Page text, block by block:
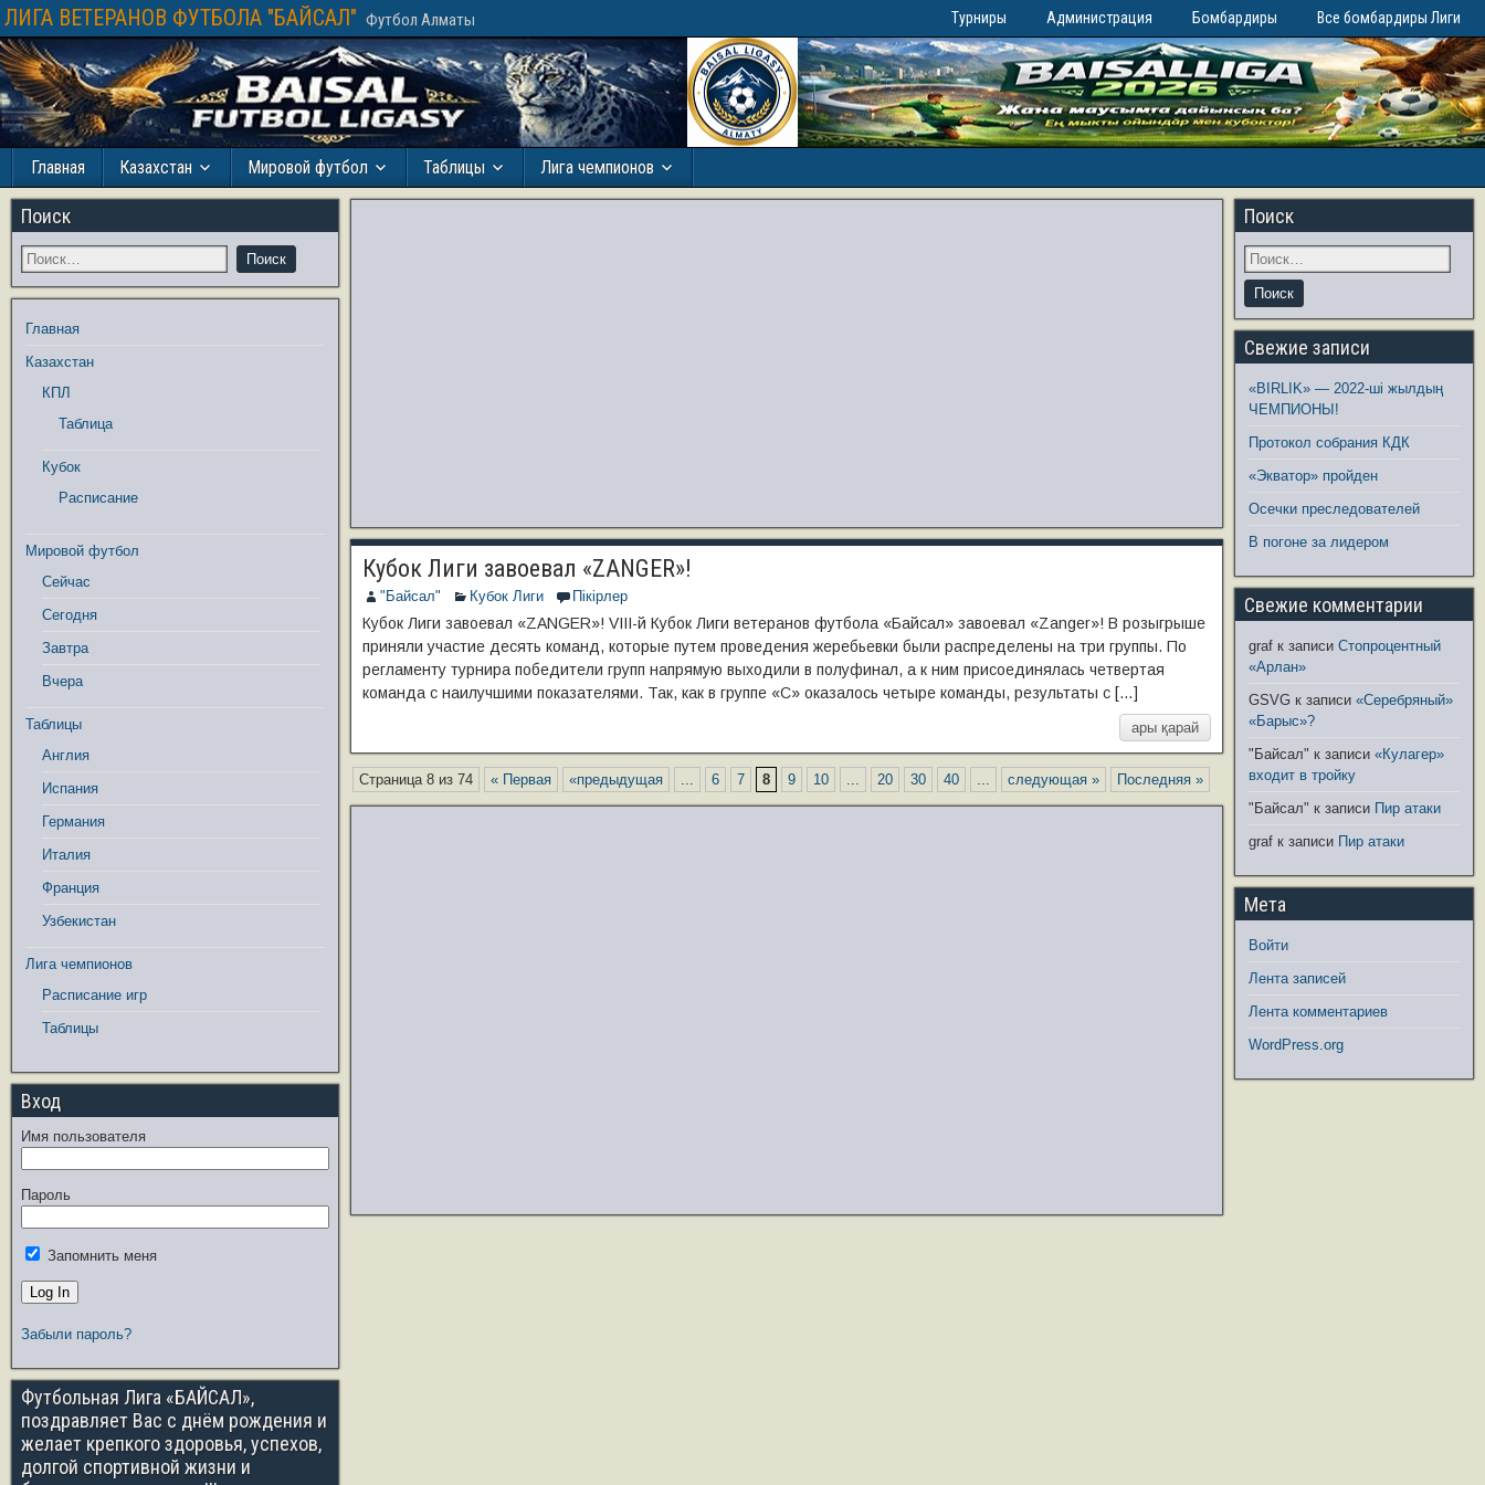
ЛИГА ВЕТЕРАНОВ ФУТБОЛА "БАЙСАЛ" Футбол Алматы Турниры Администрация Бомбардиры Все бомбардиры Лиги
Главная Казахстан Мировой футбол Таблицы Лига чемпионов
Кубок Лиги завоевал «ZANGER»!
"Байсал" Кубок Лиги Пікірлер
Кубок Лиги завоевал «ZANGER»! VIII-й Кубок Лиги ветеранов футбола «Байсал» завоевал «Zanger»! В розыгрыше
приняли участие десять команд, которые путем проведения жеребьевки были распределены на три группы. По
регламенту турнира победители групп напрямую выходили в полуфинал, а к ним присоединялась четвертая
команда с наилучшими показателями. Так, как в группе «С» оказалось четыре команды, результаты с […]
ары қарай
Страница 8 из 74 « Первая «предыдущая ... 6 7 8 9 10 ... 20 30 40 ... следующая » Последняя »
Поиск
Главная
Казахстан
КПЛ
Таблица
Кубок
Расписание
Мировой футбол
Сейчас
Сегодня
Завтра
Вчера
Таблицы
Англия
Испания
Германия
Италия
Франция
Узбекистан
Лига чемпионов
Расписание игр
Таблицы
Вход
Имя пользователя
Пароль
Запомнить меня
Забыли пароль?
Футбольная Лига «БАЙСАЛ»,
поздравляет Вас с днём рождения и
желает крепкого здоровья, успехов,
долгой спортивной жизни и
Поиск
Свежие записи
«BIRLIK» — 2022-ші жылдың
ЧЕМПИОНЫ!
Протокол собрания КДК
«Экватор» пройден
Осечки преследователей
В погоне за лидером
Свежие комментарии
graf к записиСтопроцентный
«Арлан»
GSVG к записи«Серебряный»
«Барыс»?
"Байсал" к записи«Кулагер»
входит в тройку
"Байсал" к записи Пир атаки
graf к записи Пир атаки
Мета
Войти
Лента записей
Лента комментариев
WordPress.org